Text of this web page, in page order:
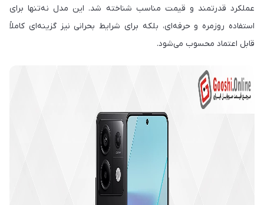
عملکرد قدرتمند و قیمت مناسب شناخته شد. این مدل نه‌تنها برای
استفاده روزمره و حرفه‌ای، بلکه برای شرایط بحرانی نیز گزینه‌ای کاملاً
قابل اعتماد محسوب می‌شود.